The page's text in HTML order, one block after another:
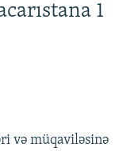
1
və müqaviləsinə